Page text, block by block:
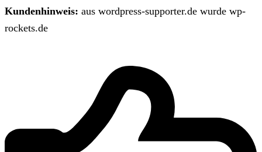
Kundenhinweis: aus wordpress-supporter.de wurde wp-
rockets.de